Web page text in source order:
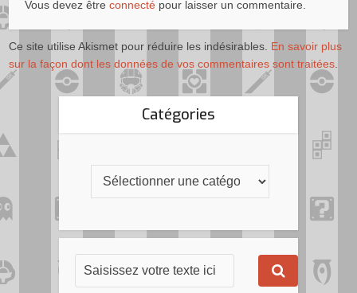
Vous devez êtreconnecté pour laisser un commentaire.
Ce site utilise Akismet pour réduire les indésirables. En savoir plus
sur la façon dont les données de vos commentaires sont traitées.
Catégories